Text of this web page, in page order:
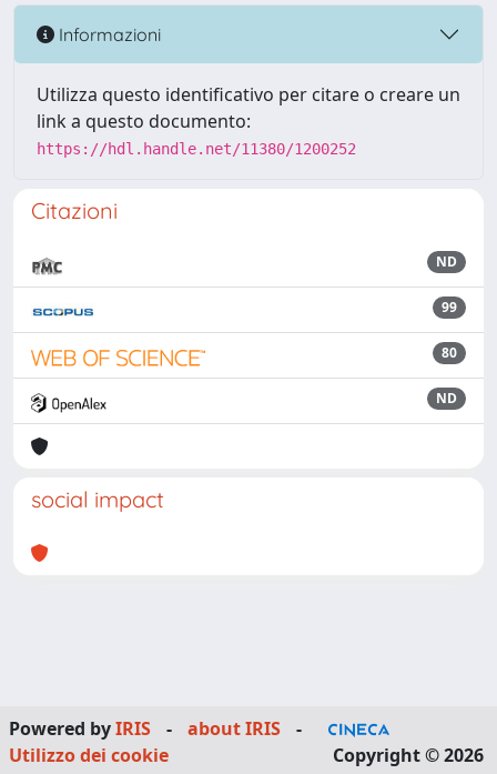
Informazioni
Utilizza questo identificativo per citare o creare un
link a questo documento:
https://hdl.handle.net/11380/1200252
Citazioni
ND
99
80
ND
social impact
Powered byIRIS - about IRIS
-
Utilizzo dei cookie
Copyright © 2026